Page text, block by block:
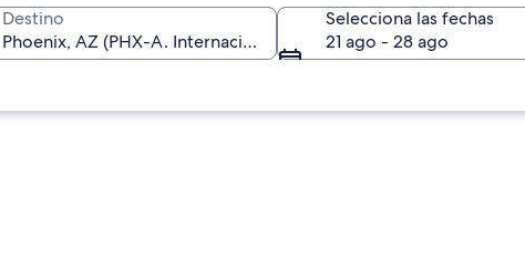
Destino
Selecciona las fechas
21 ago - 28 ago